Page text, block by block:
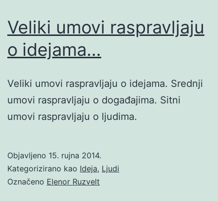
Veliki umovi raspravljaju
o idejama…
Veliki umovi raspravljaju o idejama. Srednji
umovi raspravljaju o događajima. Sitni
umovi raspravljaju o ljudima.
Objavljeno 15. rujna 2014.
Kategorizirano kao Ideja, Ljudi
Označeno Elenor Ruzvelt